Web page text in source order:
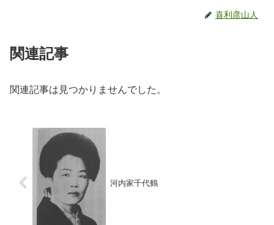
喜利彦山人
関連記事
関連記事は見つかりませんでした。
河内家千代鶴